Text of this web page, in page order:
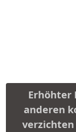
Erhöhter
anderen